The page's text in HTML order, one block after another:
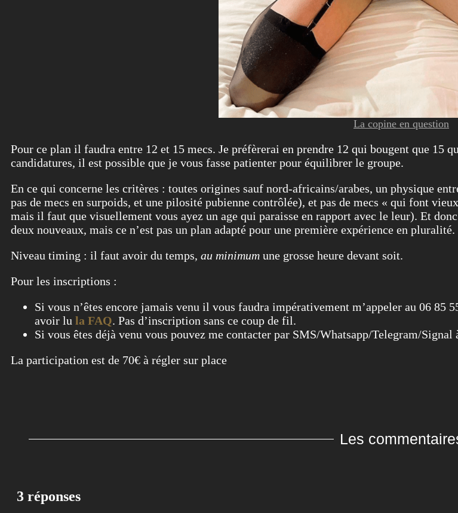
La copine en question
Pour ce plan il faudra entre 12 et 15 mecs. Je préfèrerai en prendre 12 qui bougent que 15
candidatures, il est possible que je vous fasse patienter pour équilibrer le groupe.
En ce qui concerne les critères : toutes origines sauf nord-africains/arabes, un physique
pas de mecs en surpoids, et une pilosité pubienne contrôlée), et pas de mecs « qui font
mais il faut que visuellement vous ayez un age qui paraisse en rapport avec le leur). Et
deux nouveaux, mais ce n’est pas un plan adapté pour une première expérience en pluralité.
Niveau timing : il faut avoir du temps, au minimum une grosse heure devant soit.
Pour les inscriptions :
Si vous n’êtes encore jamais venu il vous faudra impérativement m’appeler au 06
avoir lu la FAQ. Pas d’inscription sans ce coup de fil.
Si vous êtes déjà venu vous pouvez me contacter par SMS/Whatsapp/Telegram/
La participation est de 70€ à régler sur place
Les
3 réponses